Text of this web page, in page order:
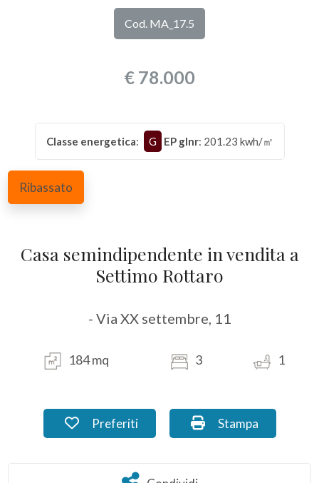
Cod. MA_17.5
€ 78.000
Classe energetica: G EP glnr: 201.23 kwh/㎡
Ribassato
Casa semindipendente in vendita a
Settimo Rottaro
- Via XX settembre, 11
184 mq 3 1
Preferiti: Cod. MA_17.5
Preferiti Stampa: Cod.
Stampa
Condividi
CONTATTI
Commerciali
Industriali